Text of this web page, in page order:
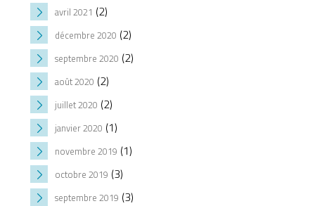
avril 2021 (2)
décembre 2020 (2)
septembre 2020 (2)
août 2020 (2)
juillet 2020 (2)
janvier 2020 (1)
novembre 2019 (1)
octobre 2019 (3)
septembre 2019 (3)